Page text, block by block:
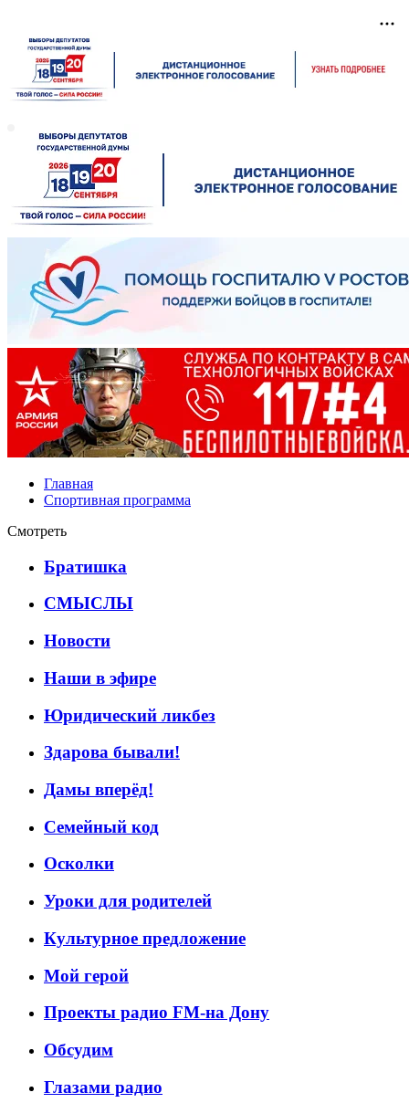
Главная
Спортивная программа
Смотреть
Братишка
СМЫСЛЫ
Новости
Наши в эфире
Юридический ликбез
Здарова бывали!
Дамы вперёд!
Семейный код
Осколки
Уроки для родителей
Культурное предложение
Мой герой
Проекты радио FM-на Дону
Обсудим
Глазами радио